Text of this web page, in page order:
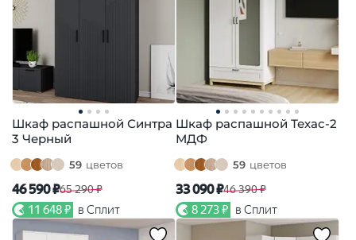
Шкаф распашной Синтра
3 Черный
59 цветов
46 590 ₽65 290 ₽
11 648 ₽ в Сплит
Шкаф распашной Техас-2
МДФ
59 цветов
33 090 ₽46 390 ₽
8 273 ₽ в Сплит